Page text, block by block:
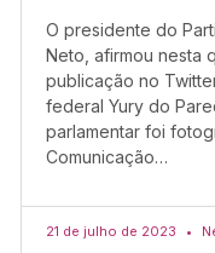
O presidente do
Neto, afirmou nesta
publicação no
federal Yury do
parlamentar foi
Comunicação…
21 de julho de 2023